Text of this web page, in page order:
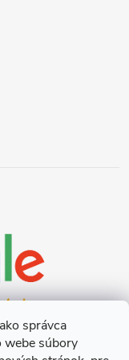
správca
webe súbory